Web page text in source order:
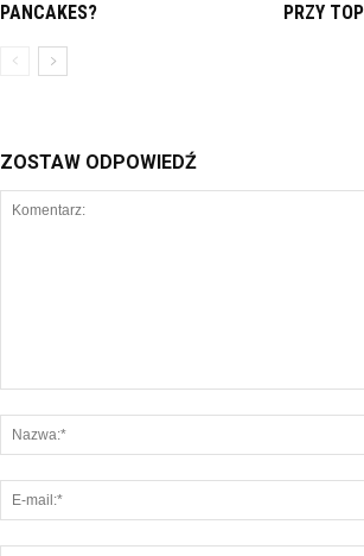
PANCAKES?
PRZY
ZOSTAW ODPOWIEDŹ